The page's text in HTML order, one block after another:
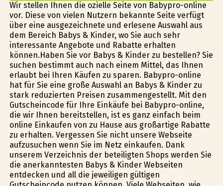
Wir stellen Ihnen die ofizielle Seite von Babyprofi-online
vor. Diese von vielen Nutzern bekannte Seite verfügt
über eine ausgezeichnete und erlesene Auswahl aus
dem Bereich Babys & Kinder, wo Sie auch sehr
interessante Angebote und Rabatte erhalten
können.Haben Sie vor Babys & Kinder zu bestellen? Sie
suchen bestimmt auch nach einem Mittel, das Ihnen
erlaubt bei Ihren Käufen zu sparen. Babyprofi-online
hat für Sie eine große Auswahl an Babys & Kinder zu
stark reduzierten Preisen zusammengestellt. Mit den
Gutscheincode für Ihre Einkäufe bei Babyprofi-online,
die wir Ihnen bereitstellen, ist es ganz einfach beim
online Einkaufen von zu Hause aus großartige Rabatte
zu erhalten. Vergessen Sie nicht unsere Webseite
aufzusuchen wenn Sie im Netz einkaufen. Dank
unserem Verzeichnis der beteiligten Shops werden Sie
die anerkanntesten Babys & Kinder Webseiten
entdecken und all die jeweiligen gültigen